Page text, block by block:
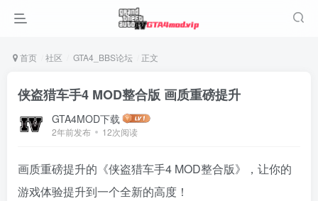
首页 社区 GTA4_BBS论坛 正文
侠盗猎车手4 MOD整合版 画质重磅提升
GTA4MOD下载
2年前发布 12次阅读
画质重磅提升的《侠盗猎车手4 MOD整合版》，让你的
游戏体验提升到一个全新的高度！